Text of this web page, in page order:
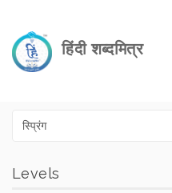
हिंदी शब्दमित्र
Levels